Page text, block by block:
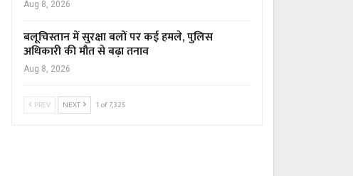
Aug 8, 2026
बलूचिस्तान में सुरक्षा बलों पर कई हमले, पुलिस
अधिकारी की मौत से बढ़ा तनाव
Aug 8, 2026
PREV NEXT 1 of 7,325